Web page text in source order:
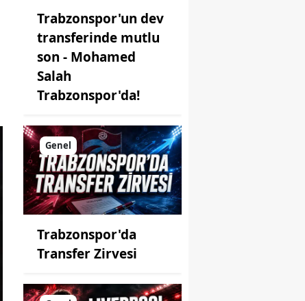
Trabzonspor'un dev
transferinde mutlu
son - Mohamed
Salah
Trabzonspor'da!
Genel
Trabzonspor'da
Transfer Zirvesi